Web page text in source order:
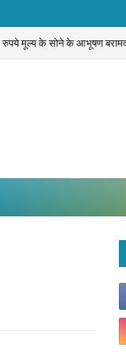
रुपये मूल्य के सोने के आभूषण